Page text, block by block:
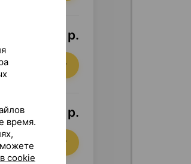
— 20,06 р.
В корзину
— 30,30 р.
В корзину
время.
cookie